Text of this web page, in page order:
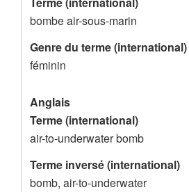
s
d
e
l
'
e
n
r
e
bombe air-sous-marin
Genre du terme (international)
féminin
Anglais
Terme (international)
air-to-underwater bomb
Terme inversé (international)
bomb, air-to-underwater